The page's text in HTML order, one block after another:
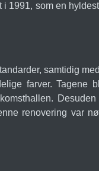
1991, som en
samtidig
farver. Tagene
renovering var